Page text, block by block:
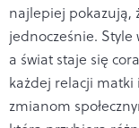
najlepiej pokazują,
jednocześnie. Style
a świat staje się
każdej relacji matki
zmianom